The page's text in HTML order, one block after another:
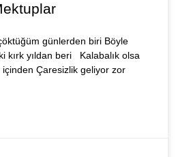
günlerden biri Böyle
kırk yıldan beri Kalabalık olsa
içinden Çaresizlik geliyor zor